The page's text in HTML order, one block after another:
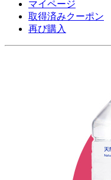
マイページ
取得済みクーポン
再び購入